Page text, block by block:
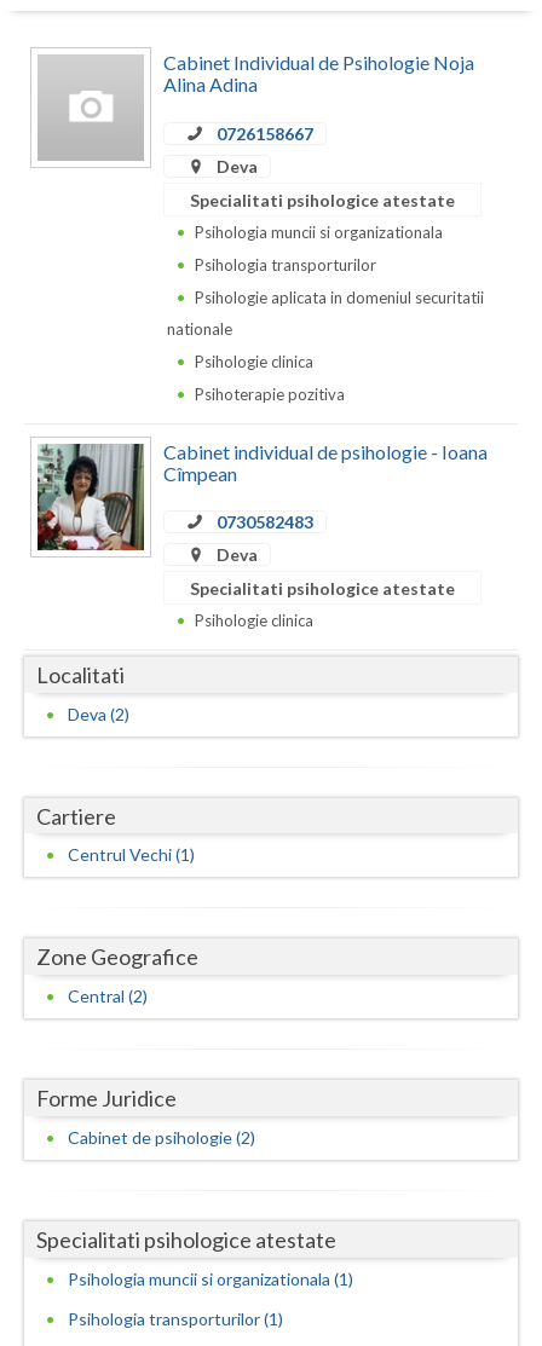
Caras-Severin
Giurgiu
Gorj
Harghita
Ialomita
Iasi
Maramures
Mehedinti
Neamt
Olt
Salaj
Satu-Mare
Suceava
Teleorman
Cabinet Individual de Psihologie Noja
Alina Adina
0726158667
Deva
Specialitati psihologice atestate
Psihologia muncii si organizationala
Psihologia transporturilor
Psihologie aplicata in domeniul securitatii
nationale
Psihologie clinica
Psihoterapie pozitiva
Cabinet individual de psihologie - Ioana
Cîmpean
0730582483
Deva
Specialitati psihologice atestate
Psihologie clinica
Localitati
Deva (2)
Cartiere
Centrul Vechi (1)
Zone Geografice
Central (2)
Forme Juridice
Cabinet de psihologie (2)
Specialitati psihologice atestate
Psihologia muncii si organizationala (1)
Psihologia transporturilor (1)